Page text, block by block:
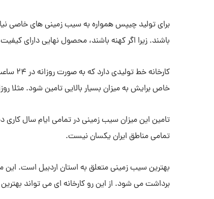
برای تولید چیپس همواره به سیب زمینی های خاصی نیاز
باشند. زیرا اگر کهنه باشند، محصول نهایی دارای
خاص برایش به میزان بسیار بالایی تامین شود. مثلا روزانه 100 تن سیب زمینی باید وارد
تامین این میزان سیب زمینی در تمامی ایام سال
تمامی مناطق ایران یکسان نیست.
بهترین سیب زمینی متعلق به استان اردبیل است. این
برداشت می شود. از این رو کارخانه ای می تواند